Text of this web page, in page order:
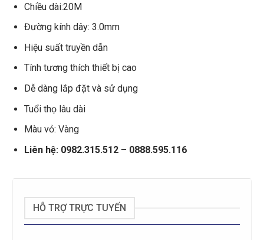
Chiều dài:20M
Đường kính dây: 3.0mm
Hiệu suất truyền dẫn
Tính tương thích thiết bị cao
Dễ dàng lắp đặt và sử dụng
Tuổi thọ lâu dài
Màu vỏ: Vàng
Liên hệ: 0982.315.512 – 0888.595.116
HỖ TRỢ TRỰC TUYẾN